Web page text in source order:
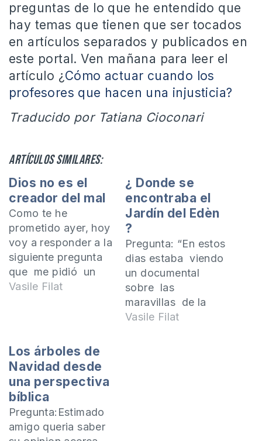
preguntas de lo que he entendido que
hay temas que tienen que ser tocados
en artículos separados y publicados en
este portal. Ven mañana para leer el
artículo ¿Cómo actuar cuando los
profesores que hacen una injusticia?
Traducido por Tatiana Cioconari
Artículos similares:
Dios no es el
creador del mal
Como te he
prometido ayer, hoy
voy a responder a la
siguiente pregunta
que me pidió un
lector del portal:
principio pensé que
podía responder a
esta pregunta en un
artículo, pero la
pregunta es
demasiado amplia.
Hoy invito…
Vasile Filat
¿ Donde se
encontraba el
Jardín del Edèn
?
Pregunta: “En estos
dias estaba viendo
un documental
sobre las
maravillas de la
naturaleza y ahí se
Vasile Filat
Los árboles de
Navidad desde
una perspectiva
bíblica
Pregunta:Estimado
amigo queria saber